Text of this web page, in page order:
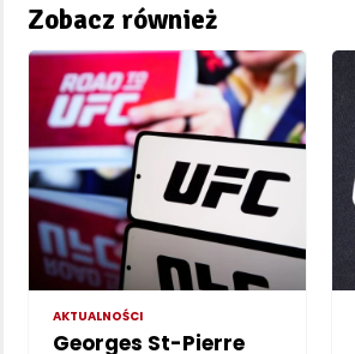
Zobacz również
AKTUALNOŚCI
Georges St-Pierre